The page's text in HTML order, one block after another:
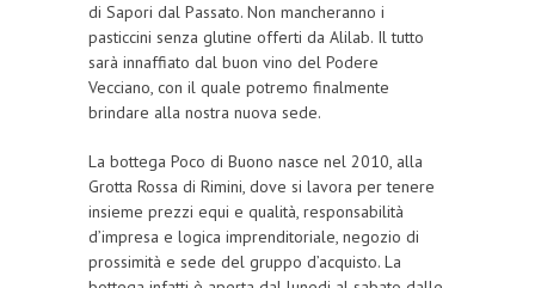
di Sapori dal Passato. Non mancheranno i
pasticcini senza glutine offerti da Alilab. Il tutto
sarà innaffiato dal buon vino del Podere
Vecciano, con il quale potremo finalmente
brindare alla nostra nuova sede.
La bottega Poco di Buono nasce nel 2010, alla
Grotta Rossa di Rimini, dove si lavora per tenere
insieme prezzi equi e qualità, responsabilità
d’impresa e logica imprenditoriale, negozio di
prossimità e sede del gruppo d’acquisto. La